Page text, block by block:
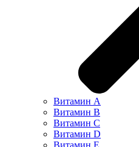
Витамин А
Витамин В
Витамин С
Витамин D
Витамин Е